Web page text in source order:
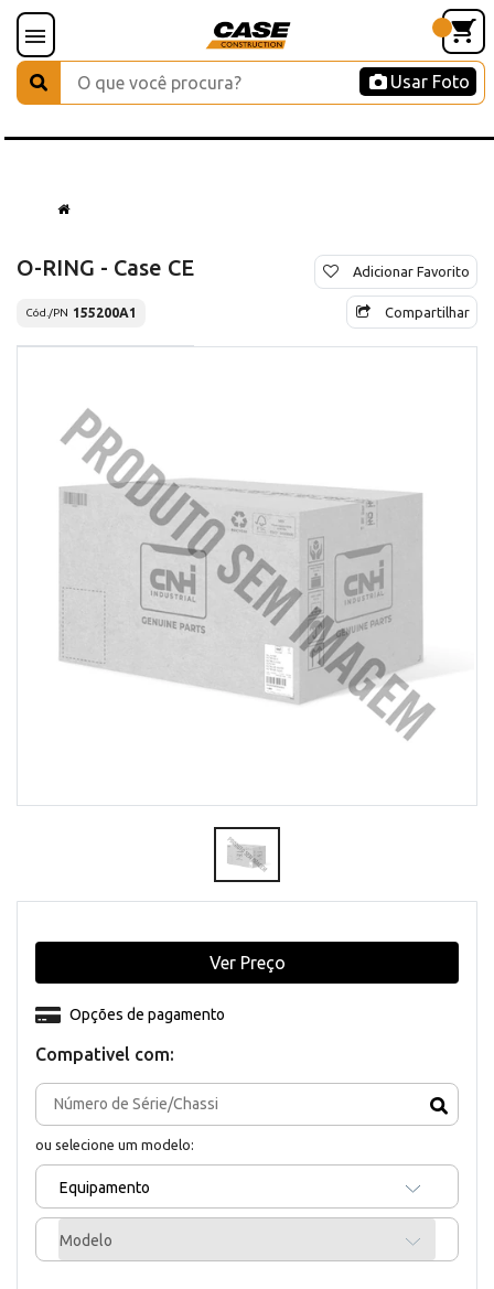
Usar Foto
O-RING - Case CE
Cód./PN 155200A1
Adicionar Favorito
Compartilhar
Compativel com:
ou selecione um modelo:
Equipamento
Modelo
Opções de pagamento
Ver Preço